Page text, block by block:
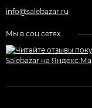
info@salebazar.ru
Мы в соц.сетях